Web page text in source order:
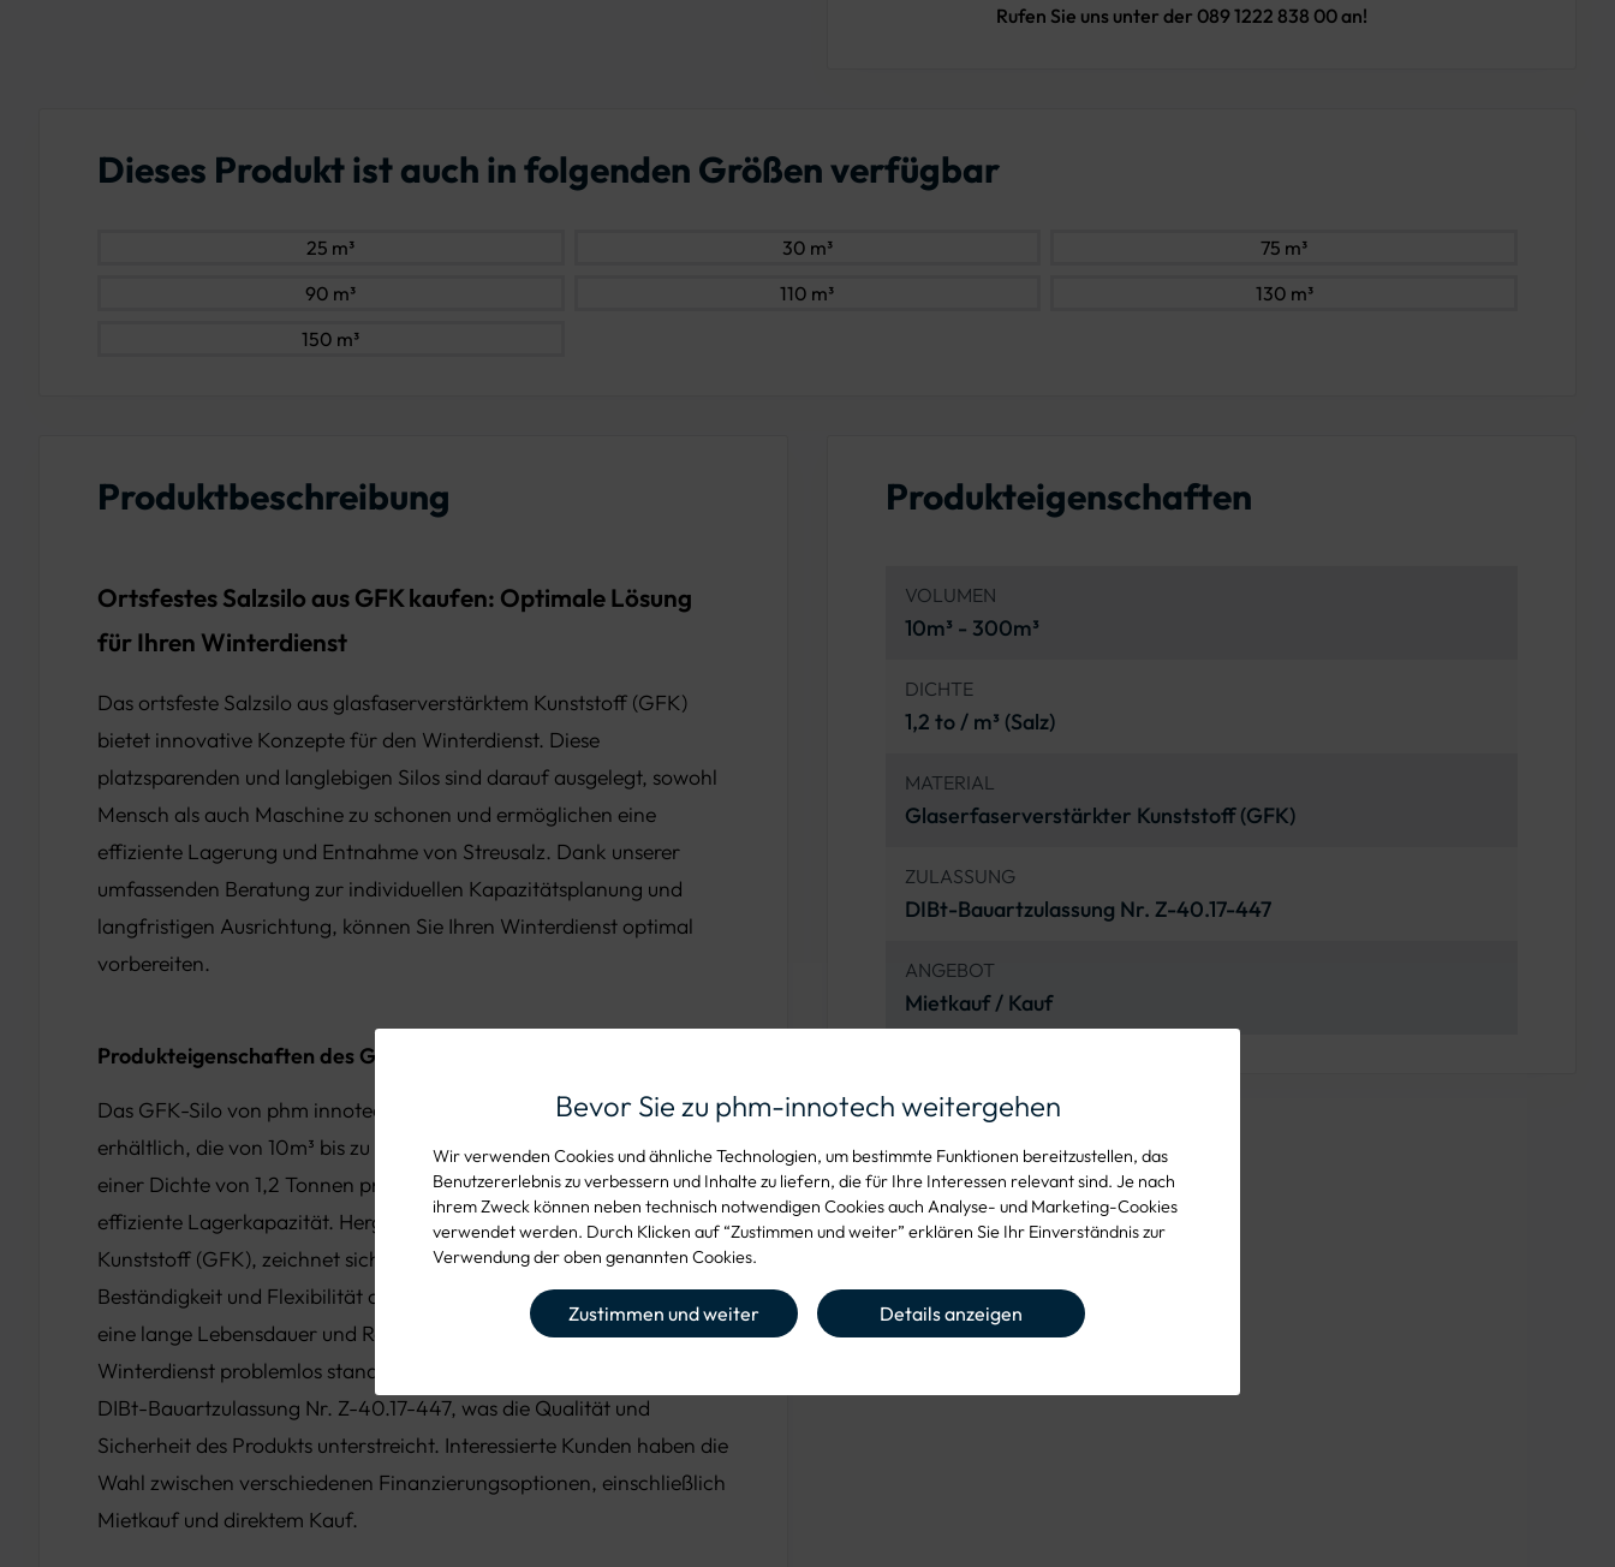
Bevor Sie zu phm-innotech weitergehen
Wir verwenden Cookies und ähnliche Technologien, um bestimmte Funktionen bereitzustellen, das
Benutzererlebnis zu verbessern und Inhalte zu liefern, die für Ihre Interessen relevant sind. Je nach
ihrem Zweck können neben technisch notwendigen Cookies auch Analyse- und Marketing-Cookies
verwendet werden. Durch Klicken auf “Zustimmen und weiter” erklären Sie Ihr Einverständnis zur
Verwendung der oben genannten Cookies.
Zustimmen und weiter Details anzeigen
Rufen Sie uns unter der 089 1222 838 00 an!
Dieses Produkt ist auch in folgenden Größen verfügbar
25 m³ 30 m³
75 m³
90 m³
110 m³
130 m³
150 m³
Produktbeschreibung
Ortsfestes Salzsilo aus GFK kaufen: Optimale Lösung
für Ihren Winterdienst
Das ortsfeste Salzsilo aus glasfaserverstärktem Kunststoff (GFK)
bietet innovative Konzepte für den Winterdienst. Diese
platzsparenden und langlebigen Silos sind darauf ausgelegt, sowohl
Mensch als auch Maschine zu schonen und ermöglichen eine
effiziente Lagerung und Entnahme von Streusalz. Dank unserer
umfassenden Beratung zur individuellen Kapazitätsplanung und
langfristigen Ausrichtung, können Sie Ihren Winterdienst optimal
vorbereiten.
Produkteigenschaften des GFK-Silos:
Das GFK-Silo von phm innotech ist in verschiedenen Volumina
erhältlich, die von 10m³ bis zu beeindruckenden 300m³ reichen. Mit
einer Dichte von 1,2 Tonnen pro Kubikmeter Salz bietet es eine
effiziente Lagerkapazität. Hergestellt aus glasfaserverstärktem
Kunststoff (GFK), zeichnet sich das Silo durch seine hohe
Beständigkeit und Flexibilität aus. Diese Materialwahl gewährleistet
eine lange Lebensdauer und Robustheit, die den Anforderungen im
Winterdienst problemlos standhält. Zudem verfügt das Silo über die
DIBt-Bauartzulassung Nr. Z-40.17-447, was die Qualität und
Sicherheit des Produkts unterstreicht. Interessierte Kunden haben die
Wahl zwischen verschiedenen Finanzierungsoptionen, einschließlich
Mietkauf und direktem Kauf.
Produkteigenschaften
VOLUMEN
10m³ - 300m³
DICHTE
1,2 to / m³ (Salz)
MATERIAL
Glaserfaserverstärkter Kunststoff (GFK)
ZULASSUNG
DIBt-Bauartzulassung Nr. Z-40.17-447
ANGEBOT
Mietkauf / Kauf